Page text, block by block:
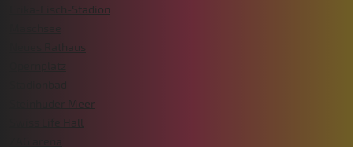
Erika-Fisch-Stadion
Neues Rathaus
Steinhuder Meer
Swiss Life Hall